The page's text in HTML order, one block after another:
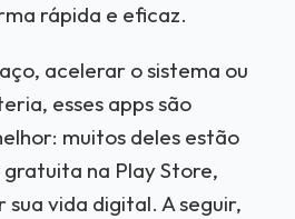
rápida e eficaz.
acelerar o sistema ou
esses apps são
muitos deles estão
na Play Store,
vida digital. A seguir,